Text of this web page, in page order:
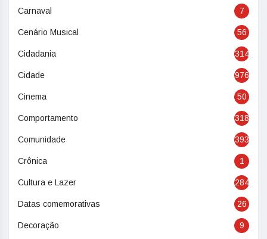
Carnaval 7
Cenário Musical 56
Cidadania 314
Cidade 976
Cinema 50
Comportamento 318
Comunidade 393
Crônica 1
Cultura e Lazer 284
Datas comemorativas 26
Decoração 9